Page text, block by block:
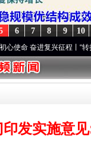
10
9
8
7
6
复兴征程丨“转折之城”激
印发实施意